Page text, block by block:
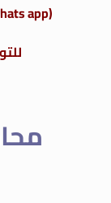
(whats app ) واتس أب : 201220615243+